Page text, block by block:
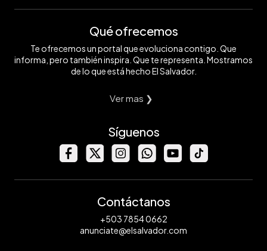
Qué ofrecemos
Te ofrecemos un portal que evoluciona contigo. Que
informa, pero también inspira. Que te representa. Mostramos
de lo que está hecho El Salvador.
Ver mas ❯
Síguenos
Contáctanos
+503 7854 0662
anunciate@elsalvador.com